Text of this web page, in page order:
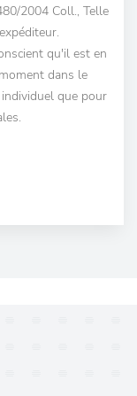
2004 Coll., Telle
qu'il est en
dans le
que pour